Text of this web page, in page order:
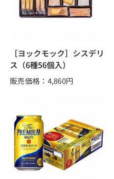
［ヨックモック］シスデリ
ス（6種56個入）
販売価格：4,860円